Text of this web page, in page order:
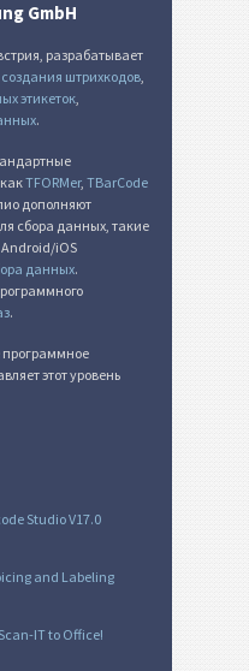
QR-счет
GmbH
разрабатывает
создания штрихкодов,
этикеток,
.
TFORMer, TBarCode
дополняют
сбора данных, такие
iOS
данных.
.
программное
этот уровень
Studio V17.0
and Labeling
IT to Office!